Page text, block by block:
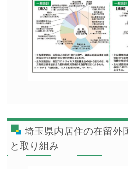
埼玉県内居住の在留外
と取り組み